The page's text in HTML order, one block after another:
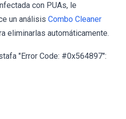
con PUAs, le
un análisis Combo Cleaner
eliminarlas automáticamente.
"Error Code: #0x564897":